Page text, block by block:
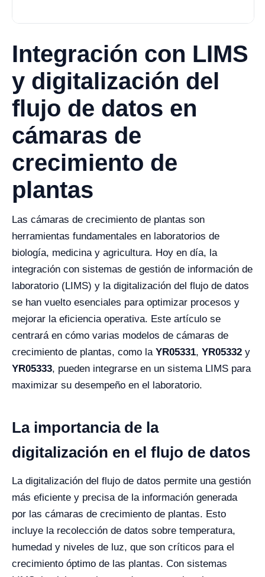
Integración con LIMS
y digitalización del
flujo de datos en
cámaras de
crecimiento de
plantas
Las cámaras de crecimiento de plantas son
herramientas fundamentales en laboratorios de
biología, medicina y agricultura. Hoy en día, la
integración con sistemas de gestión de información de
laboratorio (LIMS) y la digitalización del flujo de datos
se han vuelto esenciales para optimizar procesos y
mejorar la eficiencia operativa. Este artículo se
centrará en cómo varias modelos de cámaras de
crecimiento de plantas, como la YR05331, YR05332 y
YR05333, pueden integrarse en un sistema LIMS para
maximizar su desempeño en el laboratorio.
La importancia de la
digitalización en el flujo de datos
La digitalización del flujo de datos permite una gestión
más eficiente y precisa de la información generada
por las cámaras de crecimiento de plantas. Esto
incluye la recolección de datos sobre temperatura,
humedad y niveles de luz, que son críticos para el
crecimiento óptimo de las plantas. Con sistemas